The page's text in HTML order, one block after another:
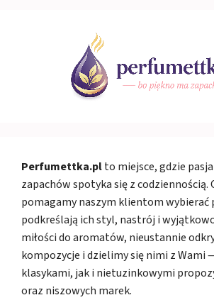
Perfumettka.plto miejsce, gdzie
zapachów spotyka się z codziennością.
pomagamy naszym klientom wybierać
podkreślają ich styl, nastrój i
miłości do aromatów, nieustannie
kompozycje i dzielimy się nimi z Wami
klasykami, jak i nietuzinkowymi
oraz niszowych marek.